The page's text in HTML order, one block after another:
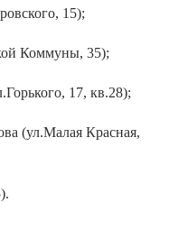
15);
Коммуны, 35);
17, кв.28);
(ул.Малая Красная,